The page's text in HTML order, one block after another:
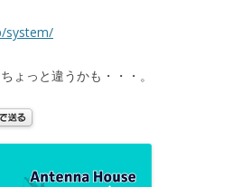
system/
ょっと違うかも・・・。